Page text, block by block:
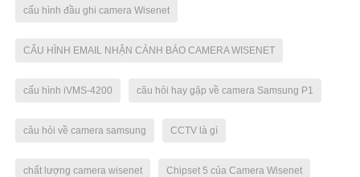
cấu hình đầu ghi camera Wisenet
CẤU HÌNH EMAIL NHẬN CẢNH BÁO CAMERA WISENET
cấu hình iVMS-4200 câu hỏi hay gặp về camera Samsung P1
câu hỏi về camera samsung CCTV là gì
chất lượng camera wisenet Chipset 5 của Camera Wisenet